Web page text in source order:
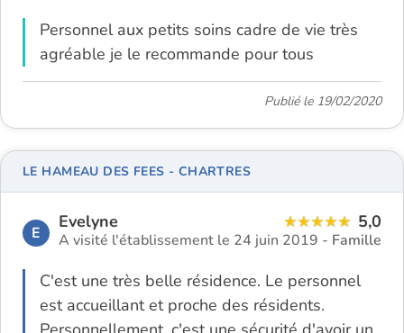
Personnel aux petits soins cadre de vie très
agréable je le recommande pour tous
Publié le 19/02/2020
E
Evelyne 5,0
A visité l'établissement le 24 juin 2019 - Famille
C'est une très belle résidence. Le personnel
est accueillant et proche des résidents.
LE HAMEAU DES FEES - CHARTRES